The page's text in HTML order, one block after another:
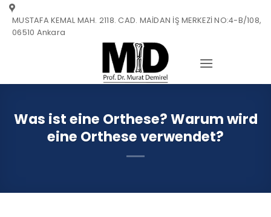
Zum
Inhalt
springen
MUSTAFA KEMAL MAH. 2118. CAD. MAİDAN İŞ MERKEZİ NO:4-B/108,
06510 Ankara
Was ist eine Orthese? Warum wird
eine Orthese verwendet?